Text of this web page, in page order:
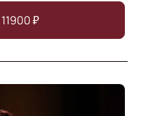
11900₽